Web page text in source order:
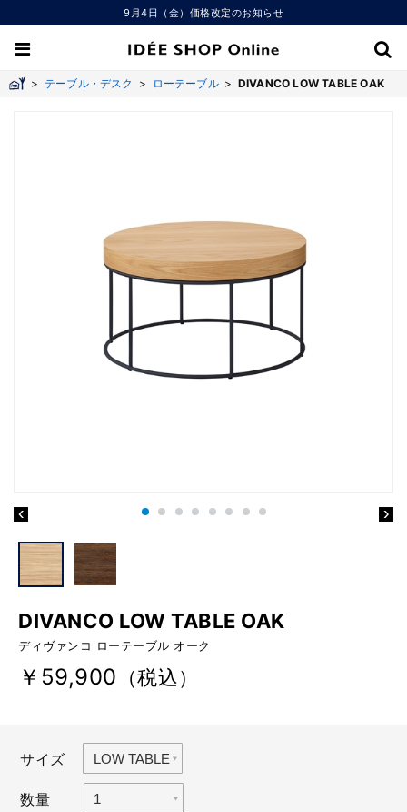
9月4日（金）価格改定のお知らせ
> テーブル・デスク > ローテーブル> DIVANCO LOW TABLE OAK
DIVANCO LOW TABLE OAK
ディヴァンコ ローテーブル オーク
￥59,900 （税込）
サイズ
数量